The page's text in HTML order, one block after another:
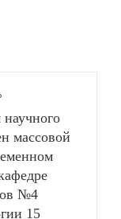
массовой
№4
15